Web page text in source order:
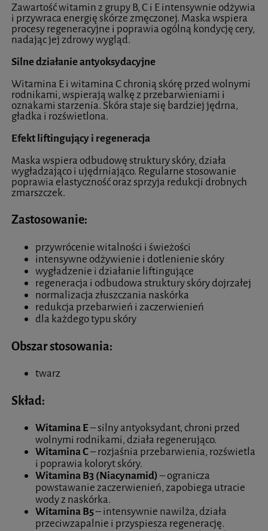
Zawartość witamin z grupy B, C i E intensywnie odżywia
i przywraca energię skórze zmęczonej. Maska wspiera
procesy regeneracyjne i poprawia ogólną kondycję cery,
nadając jej zdrowy wygląd.
Silne działanie antyoksydacyjne
Witamina E i witamina C chronią skórę przed wolnymi
rodnikami, wspierają walkę z przebarwieniami i
oznakami starzenia. Skóra staje się bardziej jędrna,
gładka i rozświetlona.
Efekt liftingujący i regeneracja
Maska wspiera odbudowę struktury skóry, działa
wygładzająco i ujędrniająco. Regularne stosowanie
poprawia elastyczność oraz sprzyja redukcji drobnych
zmarszczek.
Zastosowanie:
przywrócenie witalności i świeżości
intensywne odżywienie i dotlenienie skóry
wygładzenie i działanie liftingujące
regeneracja i odbudowa struktury skóry dojrzałej
normalizacja złuszczania naskórka
redukcja przebarwień i zaczerwienień
dla każdego typu skóry
Obszar stosowania:
twarz
Skład:
Witamina E– silny antyoksydant, chroni przed
wolnymi rodnikami, działa regenerująco.
Witamina C– rozjaśnia przebarwienia, rozświetla
i poprawia koloryt skóry.
Witamina B3 (Niacynamid)– ogranicza
powstawanie zaczerwienień, zapobiega utracie
wody z naskórka.
Witamina B5– intensywnie nawilża, działa
przeciwzapalnie i przyspiesza regenerację.